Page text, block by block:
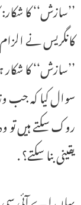
’’سازش‘‘ کا
کانگریس نے
’’سازش‘‘ کا
سوال کیا کہ جب
روک سکتے ہیں تو
یقینی بنا سکتے؟ .